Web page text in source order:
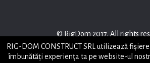
© RigDom 2017. All rights
RIG-DOM CONSTRUCT
STRADA HORIA , NR 2, PIATRA
RIG-DOM CONSTRUCT SRL utilizează
îmbunătăți experiența ta pe website-ul